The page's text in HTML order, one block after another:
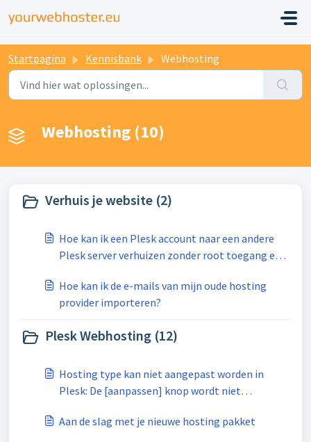
Startpagina Kennisbank Webhosting
Webhosting (10)
Verhuis je website (2)
Hoe kan ik een Plesk account naar een andere
Plesk server verhuizen zonder root toegang en
Hoe kan ik de e-mails van mijn oude hosting
provider importeren?
Plesk Webhosting (12)
Hosting type kan niet aangepast worden in
Plesk: De [aanpassen] knop wordt niet
Aan de slag met je nieuwe hosting pakket